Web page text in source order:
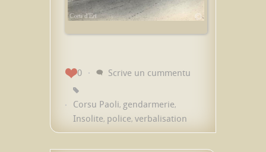
0 Scrive un cummentu
Corsu Paoli, gendarmerie,
Insolite, police, verbalisation